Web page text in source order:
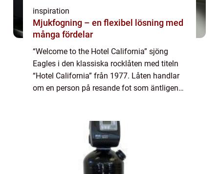
inspiration
Mjukfogning – en flexibel lösning med
många fördelar
“Welcome to the Hotel California” sjöng
Eagles i den klassiska rocklåten med titeln
“Hotel California” från 1977. Låten handlar
om en person på resande fot som äntligen